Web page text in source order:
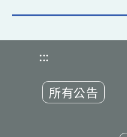
:::
所有公告